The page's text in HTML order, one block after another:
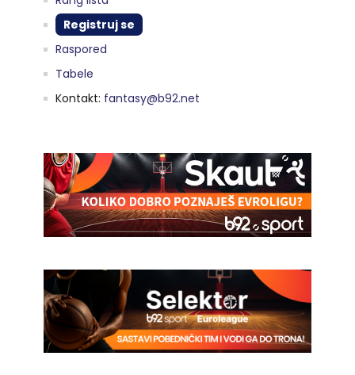
Registruj se
Raspored
Tabele
Kontakt: fantasy@b92.net